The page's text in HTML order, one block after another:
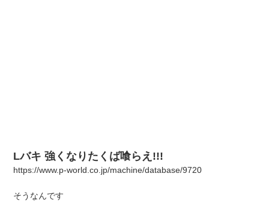
Lバキ 強くなりたくば喰らえ!!!
https://www.p-world.co.jp/machine/database/9720
そうなんです